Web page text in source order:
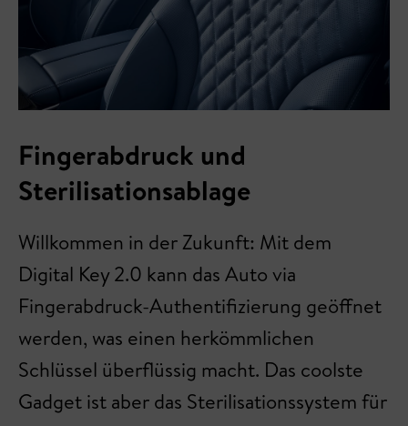
Fingerabdruck und
Sterilisationsablage
Willkommen in der Zukunft: Mit dem
Digital Key 2.0 kann das Auto via
Fingerabdruck-Authentifizierung geöffnet
werden, was einen herkömmlichen
Schlüssel überflüssig macht. Das coolste
Gadget ist aber das Sterilisationssystem für